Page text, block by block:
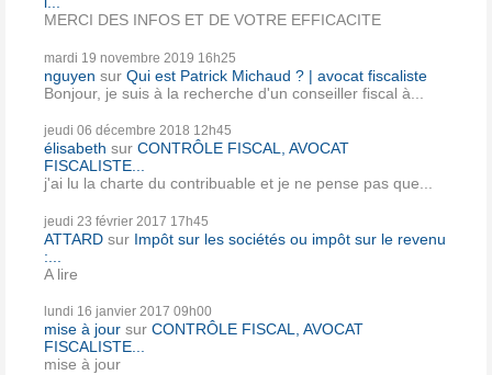
MERCI DES INFOS ET DE VOTRE EFFICACITE
mardi 19 novembre 2019 16h25
nguyen sur Qui est Patrick Michaud ? | avocat fiscaliste
Bonjour, je suis à la recherche d'un conseiller fiscal à...
jeudi 06 décembre 2018 12h45
élisabeth sur CONTRÔLE FISCAL, AVOCAT
FISCALISTE...
j'ai lu la charte du contribuable et je ne pense pas que...
jeudi 23 février 2017 17h45
ATTARD sur Impôt sur les sociétés ou impôt sur le revenu
:...
A lire
lundi 16 janvier 2017 09h00
mise à jour sur CONTRÔLE FISCAL, AVOCAT
FISCALISTE...
mise à jour